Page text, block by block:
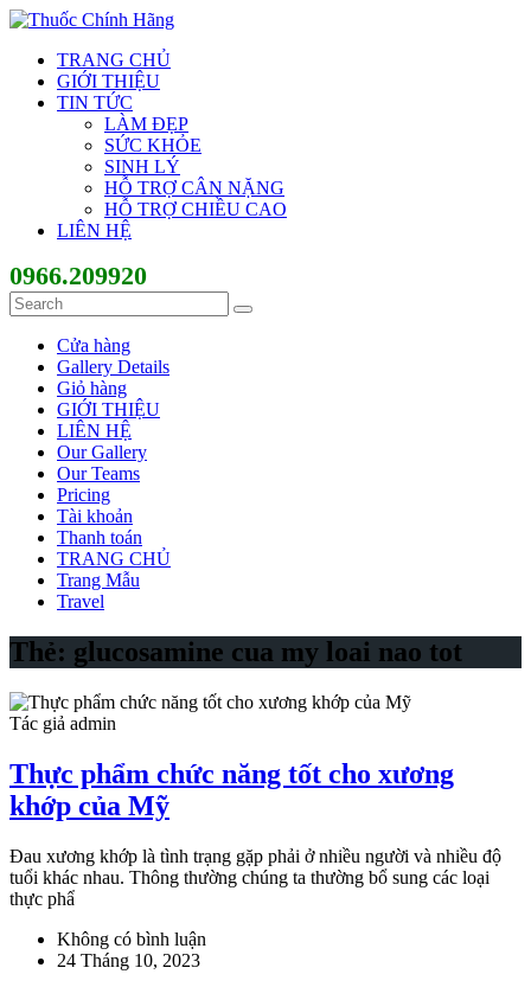
TRANG CHỦ
GIỚI THIỆU
TIN TỨC
LÀM ĐẸP
SỨC KHỎE
SINH LÝ
HỖ TRỢ CÂN NẶNG
HỖ TRỢ CHIỀU CAO
LIÊN HỆ
0966.209920
Cửa hàng
Gallery Details
Giỏ hàng
GIỚI THIỆU
LIÊN HỆ
Our Gallery
Our Teams
Pricing
Tài khoản
Thanh toán
TRANG CHỦ
Trang Mẫu
Travel
Thẻ: glucosamine cua my loai nao tot
Tác giả admin
Thực phẩm chức năng tốt cho xương
khớp của Mỹ
Đau xương khớp là tình trạng gặp phải ở nhiều người và nhiều độ
tuổi khác nhau. Thông thường chúng ta thường bổ sung các loại
thực phẩ
Không có bình luận
24 Tháng 10, 2023